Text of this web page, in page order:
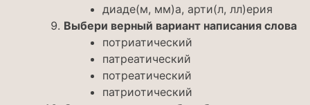
диаде(м, мм)а, арти(л, лл)ерия
Выбери верный вариант написания слова
потриатический
патреатический
потреатический
патриотический